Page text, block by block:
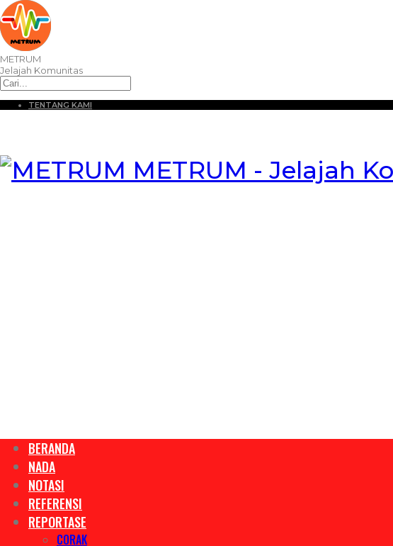
METRUM
Jelajah Komunitas
TENTANG KAMI
METRUM - Jelajah
BERANDA
NADA
NOTASI
REFERENSI
REPORTASE
CORAK